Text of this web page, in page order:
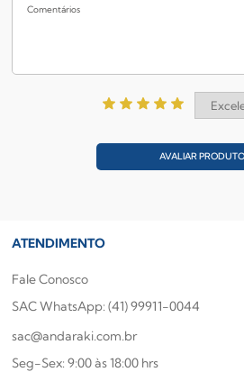
AVALIAR PRODUTO
ATENDIMENTO
Fale Conosco
SAC WhatsApp: (41) 99911-0044
sac@andaraki.com.br
Seg-Sex: 9:00 às 18:00 hrs